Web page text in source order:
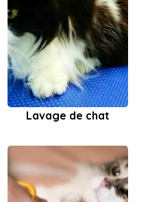
Lavage de chat